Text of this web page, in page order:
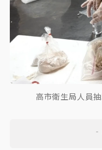
高市衛生局人員